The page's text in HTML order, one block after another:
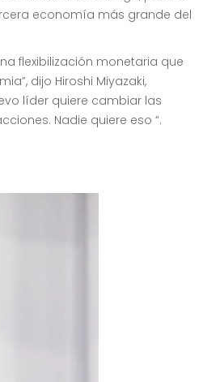
economía más grande del
flexibilización monetaria que
dijo Hiroshi Miyazaki,
líder quiere cambiar las
Nadie quiere eso “.